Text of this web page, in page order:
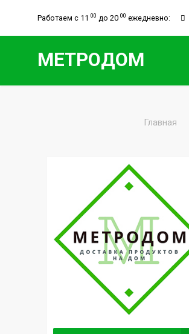
Работаем с 11 00 до 20 00 ежедневно:
МЕТРОДОМ
Главная